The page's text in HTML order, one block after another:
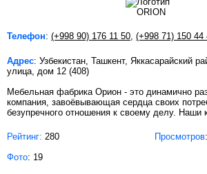
Телефон: (+998 90) 176 11 50 (+998 71) 150 44
Адрес: Узбекистан, Ташкент, Яккасарайский
улица, дом 12 (408)
Мебельная фабрика Орион - это динамично
компания, завоёвывающая сердца своих
безупречного отношения к своему делу. Наши
Рейтинг: 280 Просмотров
Фото: 19